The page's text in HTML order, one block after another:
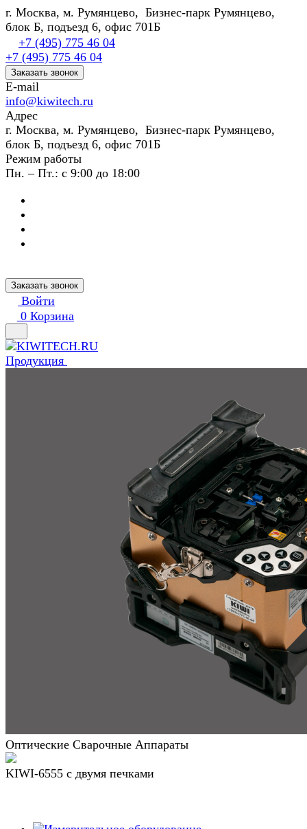
г. Москва, м. Румянцево, Бизнес-парк Румянцево,
блок Б, подъезд 6, офис 701Б
+7 (495) 775 46 04
+7 (495) 775 46 04
Заказать звонок
E-mail
info@kiwitech.ru
Адрес
г. Москва, м. Румянцево, Бизнес-парк Румянцево,
блок Б, подъезд 6, офис 701Б
Режим работы
Пн. – Пт.: с 9:00 до 18:00
Заказать звонок
Войти
0 Корзина
Продукция
Оптические Сварочные Аппараты
KIWI-6555 c двумя печками